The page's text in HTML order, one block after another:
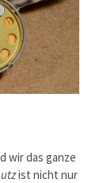
wir das ganze
ist nicht nur